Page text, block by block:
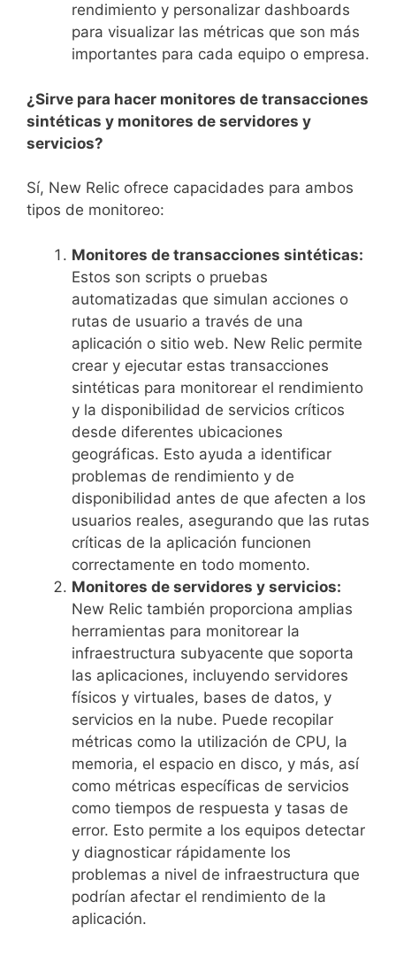
rendimiento y personalizar dashboards
para visualizar las métricas que son más
importantes para cada equipo o empresa.
¿Sirve para hacer monitores de transacciones
sintéticas y monitores de servidores y
servicios?
Sí, New Relic ofrece capacidades para ambos
tipos de monitoreo:
Monitores de transacciones sintéticas:
Estos son scripts o pruebas
automatizadas que simulan acciones o
rutas de usuario a través de una
aplicación o sitio web. New Relic permite
crear y ejecutar estas transacciones
sintéticas para monitorear el rendimiento
y la disponibilidad de servicios críticos
desde diferentes ubicaciones
geográficas. Esto ayuda a identificar
problemas de rendimiento y de
disponibilidad antes de que afecten a los
usuarios reales, asegurando que las rutas
críticas de la aplicación funcionen
correctamente en todo momento.
Monitores de servidores y servicios:
New Relic también proporciona amplias
herramientas para monitorear la
infraestructura subyacente que soporta
las aplicaciones, incluyendo servidores
físicos y virtuales, bases de datos, y
servicios en la nube. Puede recopilar
métricas como la utilización de CPU, la
memoria, el espacio en disco, y más, así
como métricas específicas de servicios
como tiempos de respuesta y tasas de
error. Esto permite a los equipos detectar
y diagnosticar rápidamente los
problemas a nivel de infraestructura que
podrían afectar el rendimiento de la
aplicación.